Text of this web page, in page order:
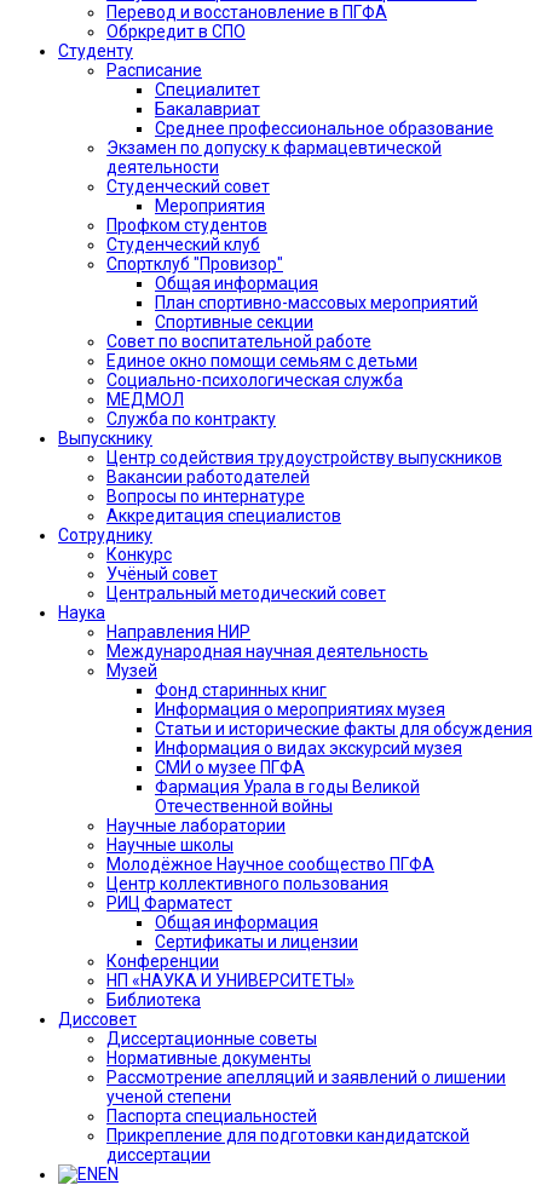
Перевод и восстановление в ПГФА
Обркредит в СПО
Студенту
Расписание
Специалитет
Бакалавриат
Среднее профессиональное образование
Экзамен по допуску к фармацевтической
деятельности
Студенческий совет
Мероприятия
Профком студентов
Студенческий клуб
Спортклуб "Провизор"
Общая информация
План спортивно-массовых мероприятий
Спортивные секции
Совет по воспитательной работе
Единое окно помощи семьям с детьми
Социально-психологическая служба
МЕДМОЛ
Служба по контракту
Выпускнику
Центр содействия трудоустройству выпускников
Вакансии работодателей
Вопросы по интернатуре
Аккредитация специалистов
Сотруднику
Конкурс
Учёный совет
Центральный методический совет
Наука
Направления НИР
Международная научная деятельность
Музей
Фонд старинных книг
Информация о мероприятиях музея
Статьи и исторические факты для обсуждения
Информация о видах экскурсий музея
СМИ о музее ПГФА
Фармация Урала в годы Великой
Отечественной войны
Научные лаборатории
Научные школы
Молодёжное Научное сообщество ПГФА
Центр коллективного пользования
РИЦ Фарматест
Общая информация
Сертификаты и лицензии
Конференции
НП «НАУКА И УНИВЕРСИТЕТЫ»
Библиотека
Диссовет
Диссертационные советы
Нормативные документы
Рассмотрение апелляций и заявлений о лишении
ученой степени
Паспорта специальностей
Прикрепление для подготовки кандидатской
диссертации
EN